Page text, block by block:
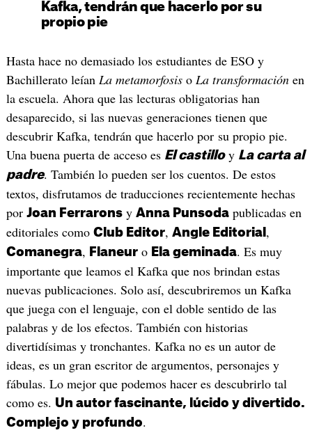
Kafka, tendrán que hacerlo por su
propio pie
Hasta hace no demasiado los estudiantes de ESO y
Bachillerato leían La metamorfosiso La transformaciónen
la escuela. Ahora que las lecturas obligatorias han
desaparecido, si las nuevas generaciones tienen que
descubrir Kafka, tendrán que hacerlo por su propio pie.
Una buena puerta de acceso es El castilloy La carta al
padre. También lo pueden ser los cuentos. De estos
textos, disfrutamos de traducciones recientemente hechas
por Joan Ferraronsy Anna Punsodapublicadas en
editoriales como Club Editor, Angle Editorial ,
Comanegra, Flaneuro Ela geminada. Es muy
importante que leamos el Kafka que nos brindan estas
nuevas publicaciones. Solo así, descubriremos un Kafka
que juega con el lenguaje, con el doble sentido de las
palabras y de los efectos. También con historias
divertidísimas y tronchantes. Kafka no es un autor de
ideas, es un gran escritor de argumentos, personajes y
fábulas. Lo mejor que podemos hacer es descubrirlo tal
como es. Un autor fascinante, lúcido y divertido.
Complejo y profundo.